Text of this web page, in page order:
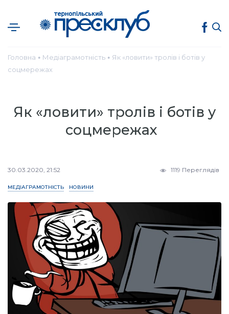
Головна ● Медіаграмотність ● Як «ловити» тролів і ботів у
соцмережах
Як «ловити» тролів і ботів у
соцмережах
30.03.2020, 21:52 1119 Переглядів
МЕДІАГРАМОТНІСТЬ НОВИНИ